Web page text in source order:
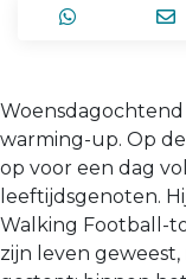
Woensdagochtend
warming-up. Op
op voor een dag
leeftijdsgenoten.
Walking Football-
zijn leven geweest,